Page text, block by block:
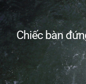
Chiếc bàn